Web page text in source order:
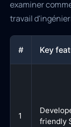
examiner
travail
# Key
1
friendly